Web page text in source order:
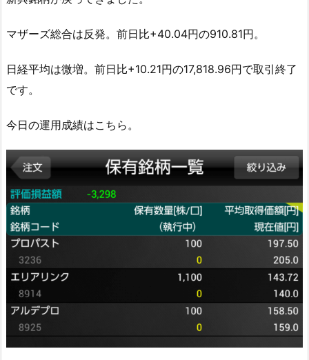
マザーズ総合は反発。前日比+40.04円の910.81円。
日経平均は微増。前日比+10.21円の17,818.96円で取引終了
です。
今日の運用成績はこちら。